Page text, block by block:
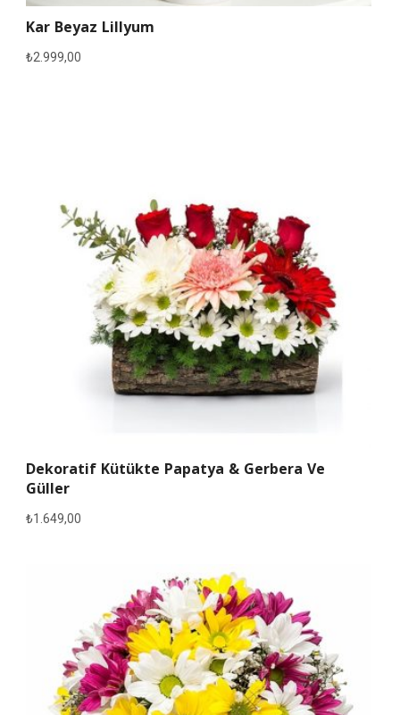
Kar Beyaz Lillyum
₺2.999,00
Dekoratif Kütükte Papatya & Gerbera Ve
Güller
₺1.649,00